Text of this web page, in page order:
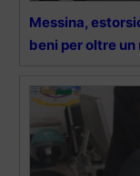
Messina,
beni per oltre un